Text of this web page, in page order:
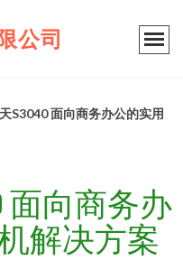
公司
S3040 面向商务办公的实用
面向商务办
解决方案